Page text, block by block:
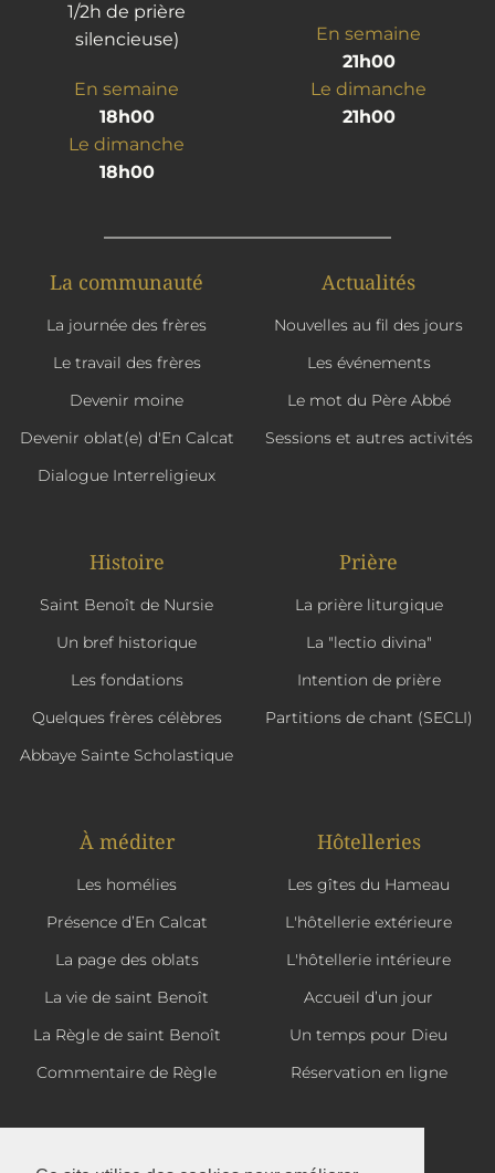
1/2h de prière
silencieuse)
En semaine
18h00
Le dimanche
18h00
En semaine
21h00
Le dimanche
21h00
La communauté
La journée des frères
Le travail des frères
Devenir moine
Devenir oblat(e) d'En Calcat
Dialogue Interreligieux
Actualités
Nouvelles au fil des jours
Les événements
Le mot du Père Abbé
Sessions et autres activités
Histoire
Saint Benoît de Nursie
Un bref historique
Les fondations
Quelques frères célèbres
Abbaye Sainte Scholastique
Prière
La prière liturgique
La "lectio divina"
Intention de prière
Partitions de chant (SECLI)
À méditer
Les homélies
Présence d’En Calcat
La page des oblats
La vie de saint Benoît
La Règle de saint Benoît
Commentaire de Règle
Hôtelleries
Les gîtes du Hameau
L'hôtellerie extérieure
L'hôtellerie intérieure
Accueil d’un jour
Un temps pour Dieu
Réservation en ligne